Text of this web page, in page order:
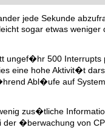
jede Sekunde
sogar etwas
500 Interrupts
eine hohe Aktivit�t
Abl�ufe auf
zus�tliche
der �berwachung von